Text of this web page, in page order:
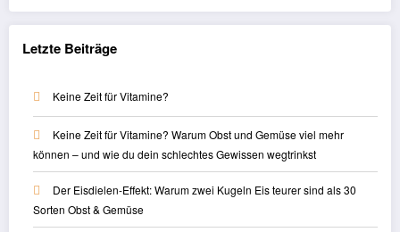
Letzte Beiträge
Keine Zeit für Vitamine?
Keine Zeit für Vitamine? Warum Obst und Gemüse viel mehr
können – und wie du dein schlechtes Gewissen wegtrinkst
Der Eisdielen-Effekt: Warum zwei Kugeln Eis teurer sind als 30
Sorten Obst & Gemüse